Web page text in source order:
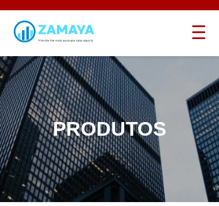
PRODUTOS